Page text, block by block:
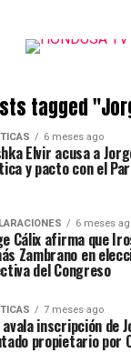
tagged
6 meses ago
Elvir acusa a
y pacto con el
6 meses
Cálix afirma que
Zambrano en
del Congreso
7 meses ago
avala inscripción de
propietario por